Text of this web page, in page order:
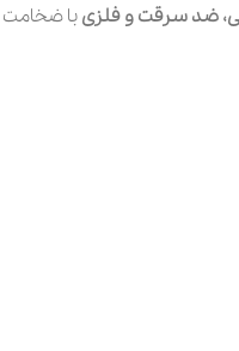
ضد سرقت و فلزیبا ضخامت